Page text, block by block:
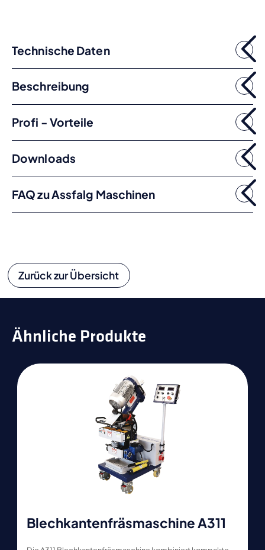
Technische Daten
Beschreibung
Profi - Vorteile
Downloads
FAQ zu Assfalg Maschinen
Zurück zur Übersicht
Ähnliche Produkte
Blechkantenfräsmaschine A311